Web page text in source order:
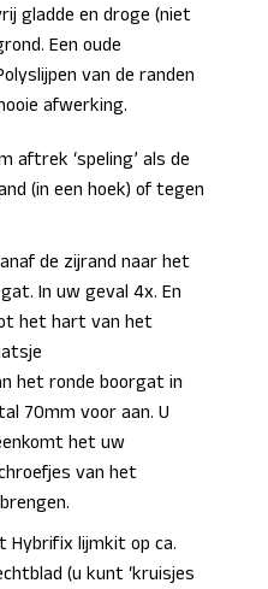
gladde en droge (niet
Een oude
van de randen
afwerking.
aftrek ‘speling’ als de
(in een hoek) of tegen
de zijrand naar het
In uw geval 4x. En
het hart van het
het ronde boorgat in
70mm voor aan. U
het uw
van het
lijmkit op ca.
(u kunt ‘kruisjes